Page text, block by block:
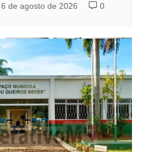
6 de agosto de 2026 0